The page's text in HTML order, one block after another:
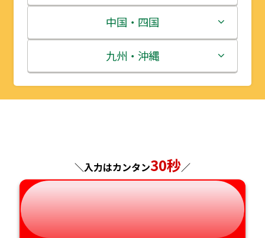
宮城県
秋田県
山形県
群馬県
埼玉県
千葉県
富山県
石川県
福井県
岐阜県
静岡県
三重県
滋賀県
京都府
奈良県
和歌山県
中国・四国
鳥取県
島根県
徳島県
九州・沖縄
福岡県
大分県
＼入力はカンタン30秒／